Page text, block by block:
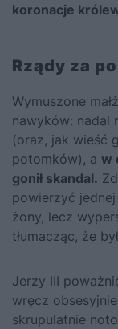
koronacje
Rządy za
Wymuszone
nawyków: nadal
(oraz, jak wieść
potomków), a w
gonił skandal.
powierzyć
żony, lecz
tłumacząc, że
Jerzy III
wręcz
skrupulatnie